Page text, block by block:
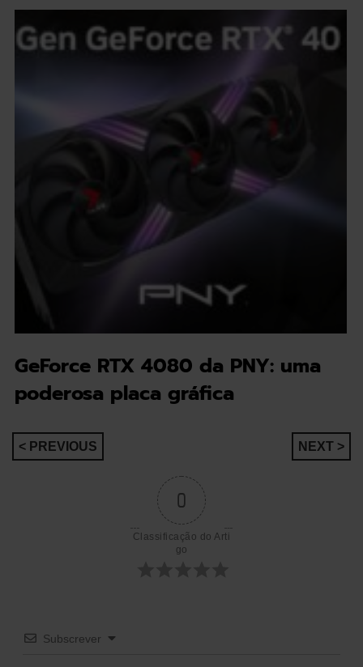
GeForce RTX 4080 da PNY: uma
poderosa placa gráfica
Navegação
< PREVIOUS NEXT >
0
Classificação do Arti
go
Subscrever